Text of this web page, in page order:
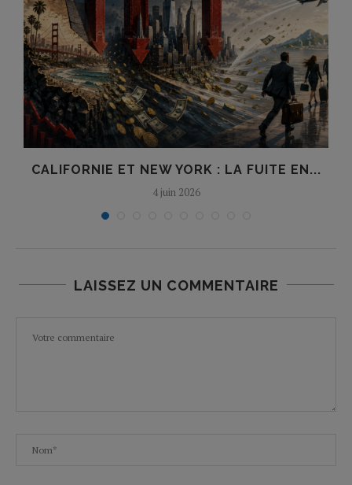
CALIFORNIE ET NEW YORK : LA FUITE EN...
4 juin 2026
LAISSEZ UN COMMENTAIRE